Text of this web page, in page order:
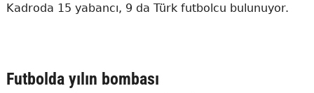
Kadroda 15 yabancı, 9 da Türk futbolcu bulunuyor.
Futbolda yılın bombası